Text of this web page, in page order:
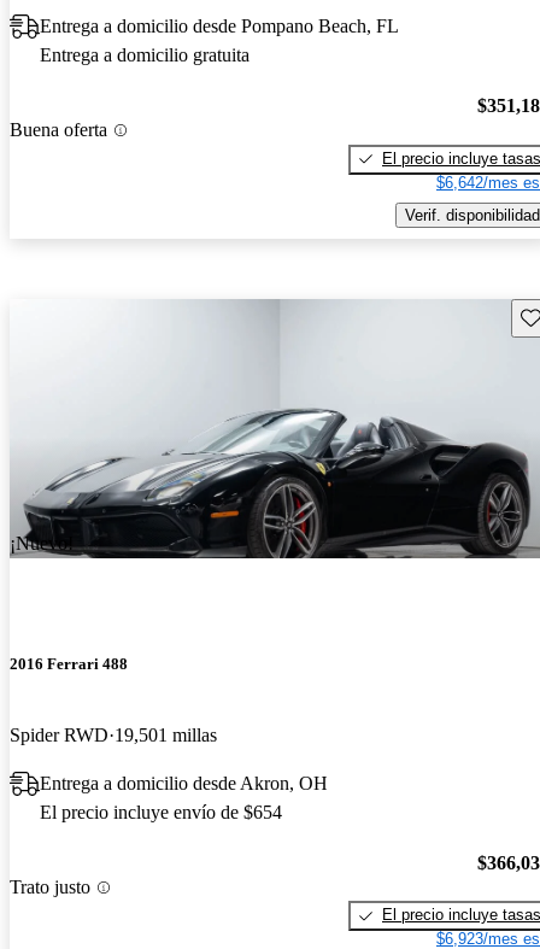
Entrega a domicilio desde Pompano Beach, FL
Entrega a domicilio gratuita
Buena oferta
El precio incluye tasas
$6,642/mes
Verif. disponibilidad
¡Nuevo!
2016 Ferrari 488
Spider RWD 19,501 millas
Entrega a domicilio desde Akron, OH
El precio incluye envío de $654
Trato justo
El precio incluye tasas
$6,923/mes